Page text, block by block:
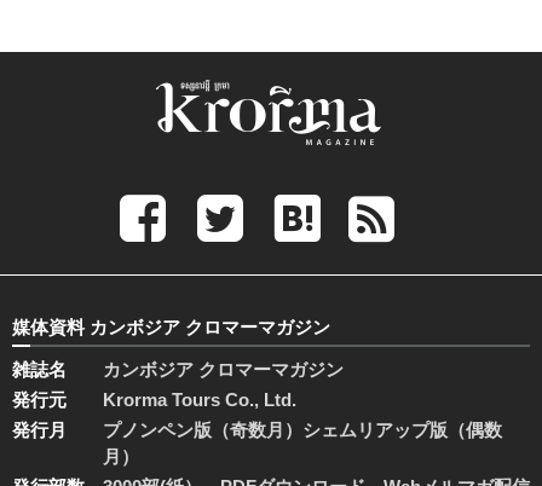
媒体資料 カンボジア クロマーマガジン
雑誌名
カンボジア クロマーマガジン
発行元
Krorma Tours Co., Ltd.
発行月
プノンペン版（奇数月）シェムリアップ版（偶数
月）